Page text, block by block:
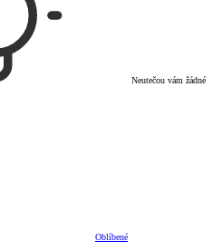
Neutečou vám žádné
Oblíbené